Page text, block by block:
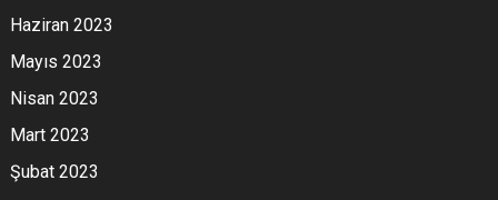
Haziran 2023
Mayıs 2023
Nisan 2023
Mart 2023
Şubat 2023